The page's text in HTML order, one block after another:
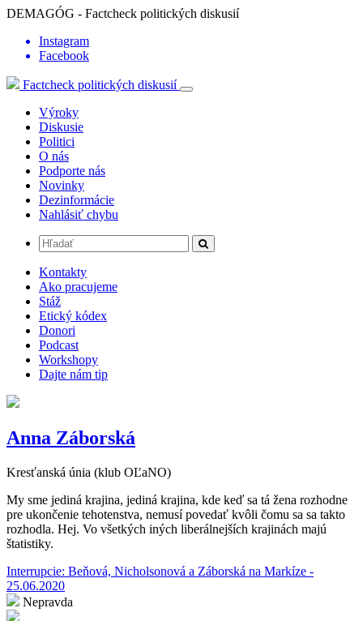
DEMAGÓG - Factcheck politických diskusií
Instagram
Facebook
Factcheck politických diskusií
Výroky
Diskusie
Politici
O nás
Podporte nás
Novinky
Dezinformácie
Nahlásiť chybu
Kontakty
Ako pracujeme
Stáž
Etický kódex
Donori
Podcast
Workshopy
Dajte nám tip
Anna Záborská
Kresťanská únia (klub OĽaNO)
My sme jediná krajina, jediná krajina, kde keď sa tá žena rozhodne
pre ukončenie tehotenstva, nemusí povedať kvôli čomu sa sa takto
rozhodla. Hej. Vo všetkých iných liberálnejších krajinách majú
štatistiky.
Interrupcie: Beňová, Nicholsonová a Záborská na Markíze -
25.06.2020
Nepravda